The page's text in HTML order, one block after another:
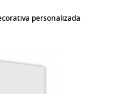
personalizada